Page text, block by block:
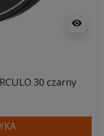
visibility
30 czarny